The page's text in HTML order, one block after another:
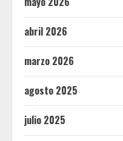
abril 2026
marzo 2026
agosto 2025
julio 2025